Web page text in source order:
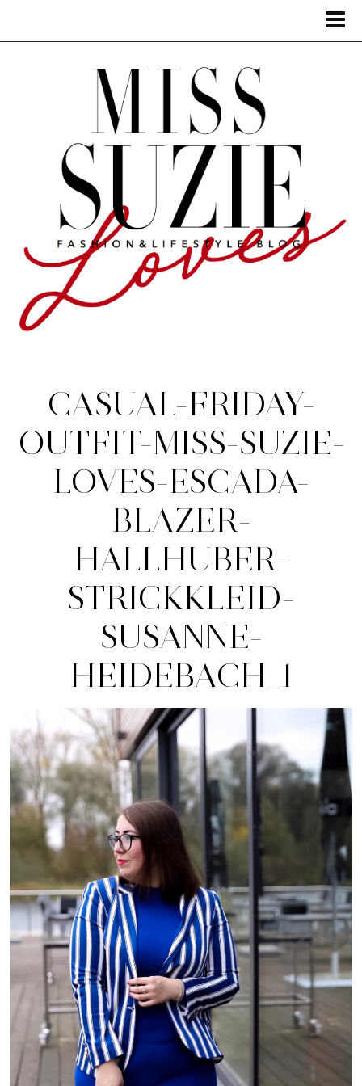
CASUAL-FRIDAY-
OUTFIT-MISS-SUZIE-
LOVES-ESCADA-
BLAZER-
HALLHUBER-
STRICKKLEID-
SUSANNE-
HEIDEBACH_1